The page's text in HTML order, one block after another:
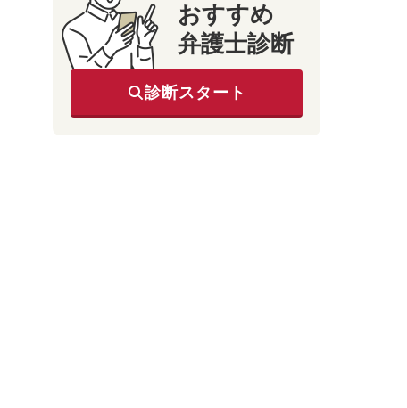
おすすめ
弁護士診断
診断スタート